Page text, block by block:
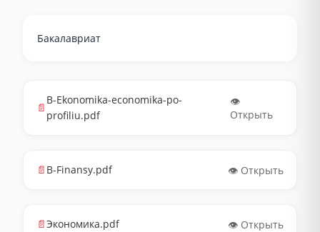
Бакалавриат
📄
B-Ekonomika-economika-po-
profiliu.pdf
👁️
Открыть
📄 B-Finansy.pdf 👁️ Открыть
📄Экономика.pdf 👁️ Открыть